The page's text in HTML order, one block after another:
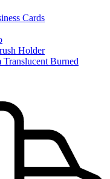
Cards
Holder
Burned